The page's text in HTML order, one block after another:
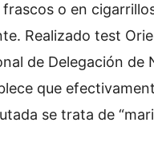
o en
Realizado test
de Delegación de
que
se trata de